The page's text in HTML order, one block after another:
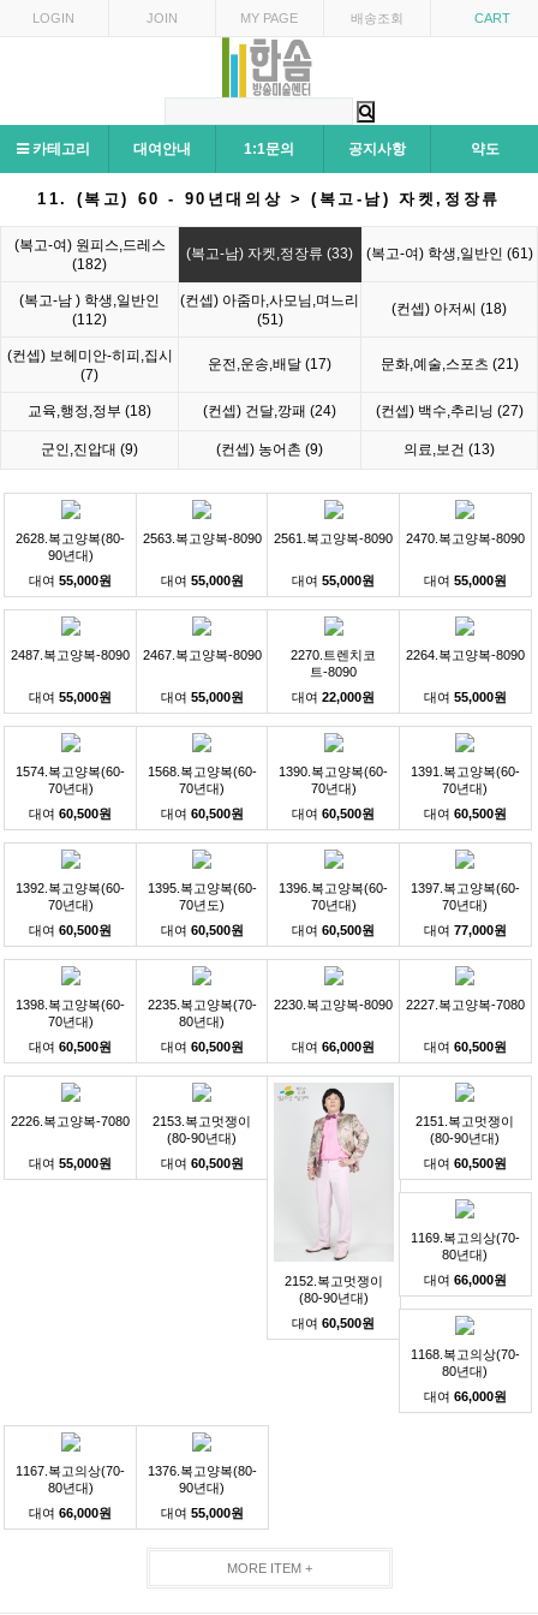
LOGIN JOIN MY PAGE 배송조회 CART
카테고리 대여안내 1:1문의 공지사항 약도
11. (복고) 60 - 90년대의상 > (복고-남) 자켓,정장류
(복고-여) 원피스,드레스
(182)
(복고-남) 자켓,정장류 (33) (복고-여) 학생,일반인 (61)
(복고-남 ) 학생,일반인
(112)
(컨셉) 아줌마,사모님,며느리
(51)
(컨셉) 아저씨 (18)
(컨셉) 보헤미안-히피,집시
(7)
운전,운송,배달 (17) 문화,예술,스포츠 (21)
교육,행정,정부 (18) (컨셉) 건달,깡패 (24) (컨셉) 백수,추리닝 (27)
군인,진압대 (9) (컨셉) 농어촌 (9) 의료,보건 (13)
2628.복고양복(80-
90년대)
대여55,000원
2563.복고양복-8090
대여 55,000원
2561.복고양복-8090
대여55,000원
2470.복고양복-8090
대여 55,000원
2487.복고양복-8090
대여55,000원
2467.복고양복-8090
대여 55,000원
2270.트렌치코
트-8090
대여22,000원
2264.복고양복-8090
대여 55,000원
1574.복고양복(60-
70년대)
대여60,500원
1568.복고양복(60-
70년대)
대여 60,500원
1390.복고양복(60-
70년대)
대여60,500원
1391.복고양복(60-
70년대)
대여 60,500원
1392.복고양복(60-
70년대)
대여60,500원
1395.복고양복(60-
70년도)
대여 60,500원
1396.복고양복(60-
70년대)
대여60,500원
1397.복고양복(60-
70년대)
대여 77,000원
1398.복고양복(60-
70년대)
대여60,500원
2235.복고양복(70-
80년대)
대여 60,500원
2230.복고양복-8090
대여66,000원
2227.복고양복-7080
대여 60,500원
2226.복고양복-7080
대여55,000원
2153.복고멋쟁이
(80-90년대)
대여 60,500원
2152.복고멋쟁이
(80-90년대)
대여60,500원
2151.복고멋쟁이
(80-90년대)
대여 60,500원
1169.복고의상(70-
80년대)
대여 66,000원
1168.복고의상(70-
80년대)
대여 66,000원
1167.복고의상(70-
80년대)
대여66,000원
1376.복고양복(80-
90년대)
대여 55,000원
MORE ITEM +